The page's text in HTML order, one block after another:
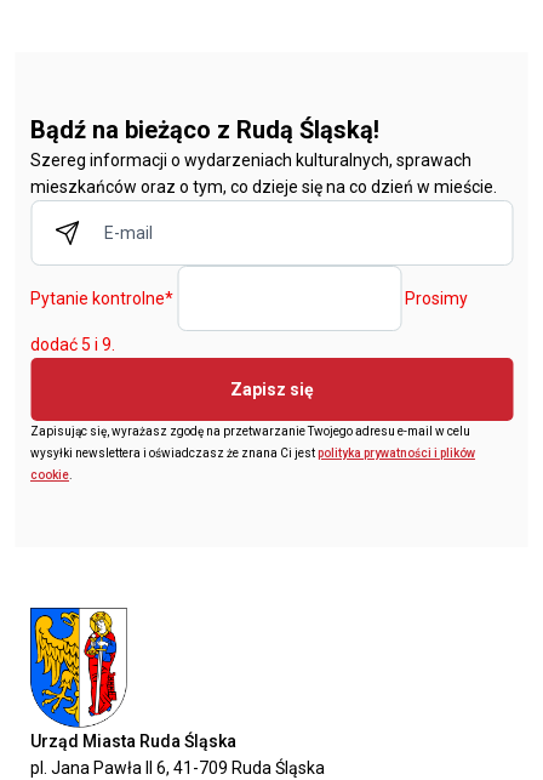
Bądź na bieżąco z Rudą Śląską!
Szereg informacji o wydarzeniach kulturalnych, sprawach
mieszkańców oraz o tym, co dzieje się na co dzień w mieście.
Pytanie kontrolne* Prosimy
dodać 5 i 9.
Zapisz się
Zapisując się, wyrażasz zgodę na przetwarzanie Twojego adresu e-mail w celu
wysyłki newslettera i oświadczasz że znana Ci jestpolityka prywatności i plików
cookie
Urząd Miasta Ruda Śląska
pl. Jana Pawła II 6, 41-709 Ruda Śląska